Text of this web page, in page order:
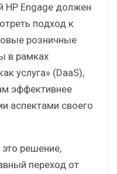
HP Engage должен
подход к
розничные
в рамках
услуга» (DaaS),
эффективнее
аспектами своего
решение,
переход от